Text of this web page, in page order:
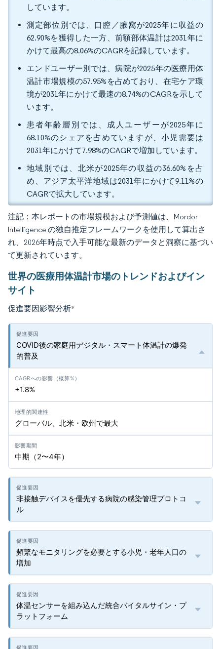
しています。
測定部位別では、口腔／腋窩が2025年に収益の
62.90%を獲得した一方、前額部体温計は2031年に
かけて最高の8.06%のCAGRを記録しています。
エンドユーザー別では、病院が2025年の医療用体
温計市場規模の57.95%を占めており、在宅ケア環
境が2031年にかけて最速の8.74%のCAGRを示して
います。
患者年齢層別では、成人ユーザーが2025年に
68.10%のシェアを占めていますが、小児需要は
2031年にかけて7.98%のCAGRで増加しています。
地域別では、北米が2025年の収益の36.60%を占
め、アジア太平洋地域は2031年にかけて9.11%の
CAGRで拡大しています。
注記：本レポートの市場規模および予測値は、Mordor
Intelligence の独自推定フレームワークを使用して算出さ
れ、2026年時点で入手可能な最新のデータと洞察に基づい
て更新されています。
世界の医療用体温計市場のトレンドおよびイン
サイト
促進要因影響分析*
COVID後の家庭用デジタル・スマート体温計の爆発
的普及
+1.8%
グローバル、北米・欧州で最大
中期（2〜4年）
非接触デバイスを優先する病院の感染管理プロトコ
ル
頻繁なモニタリングを必要とする小児・老年人口の
増加
体温センサーを組み込んだ統合バイタルサイン・プ
ラットフォーム